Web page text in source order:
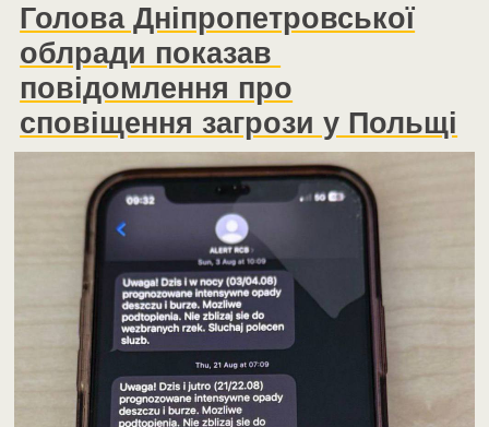
Голова Дніпропетровської
облради показав
повідомлення про
сповіщення загрози у Польщі